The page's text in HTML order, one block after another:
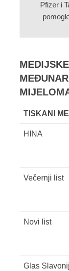
Pfizer i
TISKANI
HINA
Večernji list
Novi list
Glas